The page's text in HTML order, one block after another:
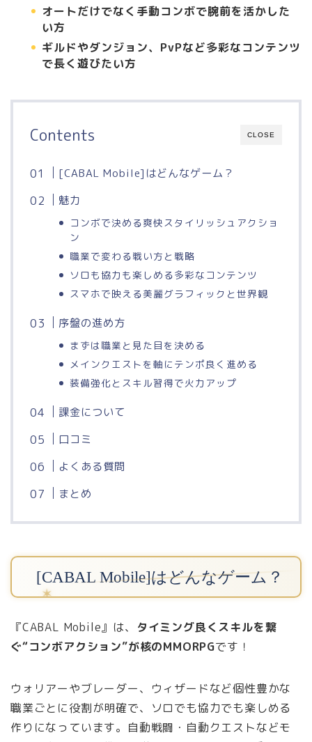
オートだけでなく手動コンボで腕前を活かした
い方
ギルドやダンジョン、PvPなど多彩なコンテンツ
で長く遊びたい方
CLOSE
Contents
[CABAL Mobile]はどんなゲーム？
魅力
コンボで決める爽快スタイリッシュアクショ
ン
職業で変わる戦い方と戦略
ソロも協力も楽しめる多彩なコンテンツ
スマホで映える美麗グラフィックと世界観
序盤の進め方
まずは職業と見た目を決める
メインクエストを軸にテンポ良く進める
装備強化とスキル習得で火力アップ
課金について
口コミ
よくある質問
まとめ
[CABAL Mobile]はどんなゲーム？
『CABAL Mobile』は、 タイミング良くスキルを繋
ぐ“コンボアクション”が核のMMORPGです！
ウォリアーやブレーダー、ウィザードなど個性豊かな
職業ごとに役割が明確で、ソロでも協力でも楽しめる
作りになっています。自動戦闘・自動クエストなどモ